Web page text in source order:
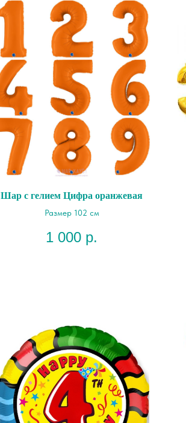
Шар с гелием Цифра оранжевая
Размер 102 см
1 000 р.